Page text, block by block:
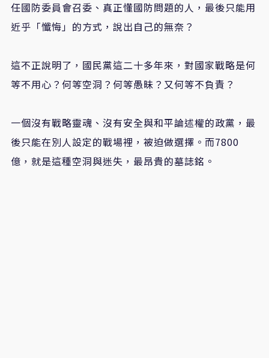
任國防委員會召委、真正懂國防問題的人，最後只能用
近乎「懺悔」的方式，說出自己的無奈？
這不正說明了，國民黨這二十多年來，對國家戰略是何
等不用心？何等空洞？何等愚昧？又何等不負責？
一個沒有戰略靈魂、沒有安全與和平論述權的政黨，最
後只能在別人設定的戰場裡，被迫做選擇。而7800
億，就是這種空洞與迷失，最昂貴的墓誌銘。